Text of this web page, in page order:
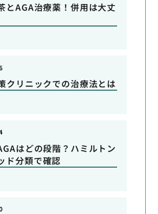
とAGA治療薬！併用は大丈
クリニックでの治療法とは
はどの段階？ハミルトン
ド分類で確認